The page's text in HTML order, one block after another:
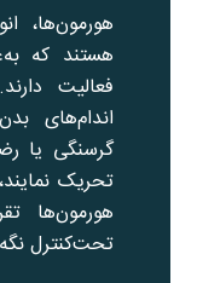
هورمون‌ها،
هستند که
فعالیت
اندام‌های
گرسنگی یا
تحریک
هورمون‌ها
تحت‌کنترل